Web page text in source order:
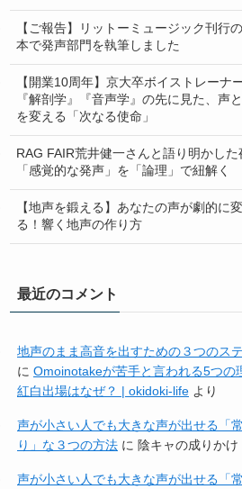
【ご報告】リットーミュージック刊行
本で発声部門を執筆しました
【開業10周年】京大卒ボイストレーナ
『解剖学』『音声学』の先に見た、声
を変える「次なる使命」
RAG FAIR荒井健一さんと語り明かした
「感覚的な発声」を「論理」で紐解く
【地声を鍛える】あなたの声が劇的に
る！響く地声の作り方
最近のコメント
地声のまま高音を出すための３つのス
に Omoinotakeが苦手と言われる5つの
紅白出場はなぜ？ | okidoki-life より
声が小さい人でも大きな声が出せる「
り」な３つの方法 に 陰キャの成りかけ
声が小さい人でも大きな声が出せる「